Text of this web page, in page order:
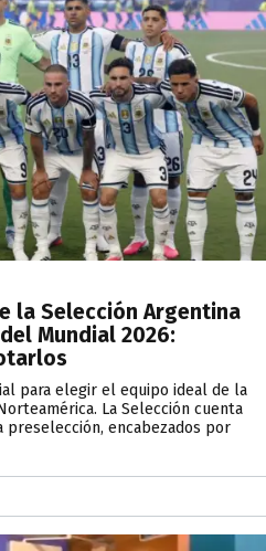
la Selección Argentina
Mundial 2026:
para elegir el equipo ideal de la
La Selección cuenta
encabezados por